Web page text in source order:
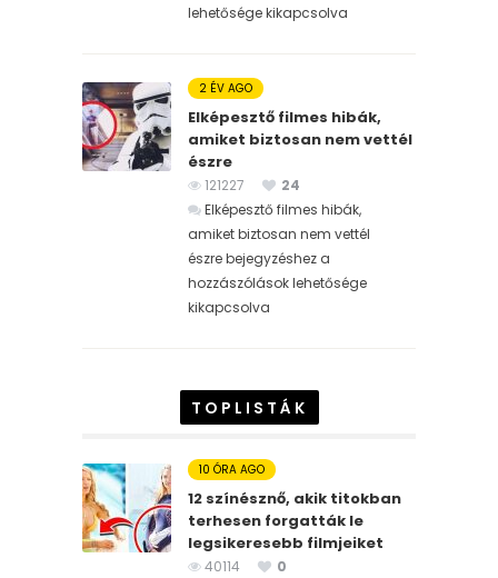
lehetősége kikapcsolva
2 ÉV AGO
Elképesztő filmes hibák,
amiket biztosan nem vettél
észre
121227
24
Elképesztő filmes hibák,
amiket biztosan nem vettél
észre bejegyzéshez a
hozzászólások lehetősége
kikapcsolva
TOPLISTÁK
10 ÓRA AGO
12 színésznő, akik titokban
terhesen forgatták le
legsikeresebb filmjeiket
40114
0